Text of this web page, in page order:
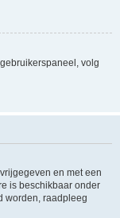
volg
en met een
is beschikbaar onder
worden, raadpleeg